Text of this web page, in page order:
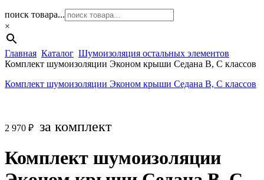
поиск товара...
×
Главная Каталог Шумоизоляция остальных элементов
Комплект шумоизоляции Эконом крыши Седана В, С классов
Комплект шумоизоляции Эконом крыши Седана В, С классов
2 970 ₽ за комплект
Комплект шумоизоляции